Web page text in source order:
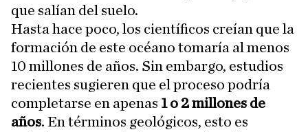
que salían del suelo.
Hasta hace poco, los científicos creían que la
formación de este océano tomaría al menos
10 millones de años. Sin embargo, estudios
recientes sugieren que el proceso podría
completarse en apenas 1 o 2 millones de
años. En términos geológicos, esto es